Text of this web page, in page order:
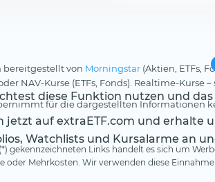
diese Funktion nutzen und
jetzt auf extraETF.com und
Watchlists und Kursalarme an
von Morningstar (Aktien, ETFs,
NAV-Kurse (ETFs, Fonds). Realtime-
für die dargestellten Informationen
gekennzeichneten Links handelt es sich um
oder Mehrkosten. Wir verwenden diese